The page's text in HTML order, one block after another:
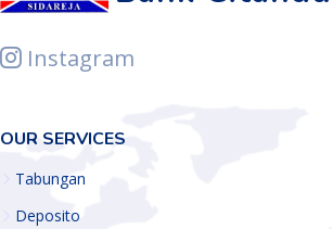
Instagram
OUR SERVICES
Tabungan
Deposito